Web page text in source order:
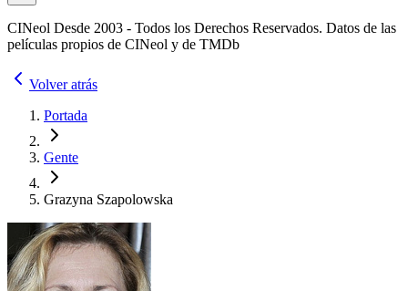
CINeol Desde 2003 - Todos los Derechos Reservados. Datos de las
películas propios de CINeol y de TMDb
Volver atrás
Portada
Gente
Grazyna Szapolowska